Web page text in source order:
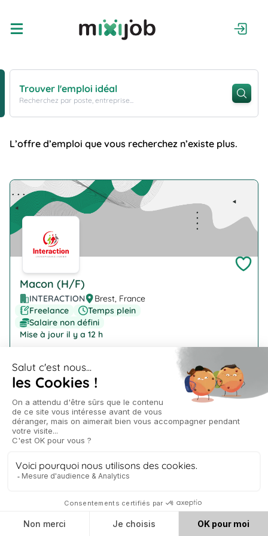
Trouver l'emploi idéal
Recherchez par poste, entreprise...
L’offre d’emploi que vous recherchez n’existe plus.
Company Logo
Macon (H/F)
INTERACTION
Brest, France
Freelance
Temps plein
Salaire non défini
Mise à jour il y a 12 h
Company Logo
Technicien de laboratoire (H/F)
Freelance
Temps plein
Mise à jour il y a 12 h